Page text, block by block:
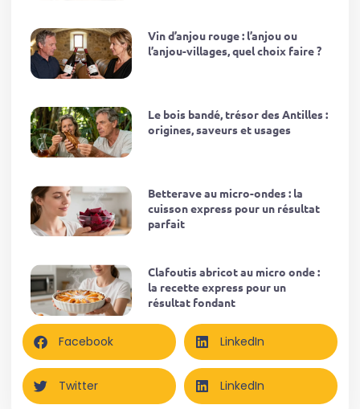
Vin d’anjou rouge : l’anjou ou
l’anjou-villages, quel choix faire ?
Le bois bandé, trésor des Antilles :
origines, saveurs et usages
Betterave au micro-ondes : la
cuisson express pour un résultat
parfait
Clafoutis abricot au micro onde :
la recette express pour un
résultat fondant
Facebook LinkedIn
Twitter LinkedIn